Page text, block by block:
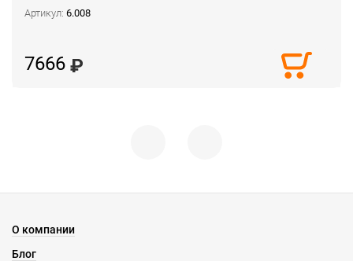
Артикул: 6.008
7666
О компании
Блог